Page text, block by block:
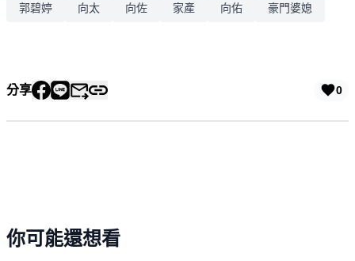
郭碧婷 向太 向佐 家產 向佑 豪門婆媳
分享 0
你可能還想看